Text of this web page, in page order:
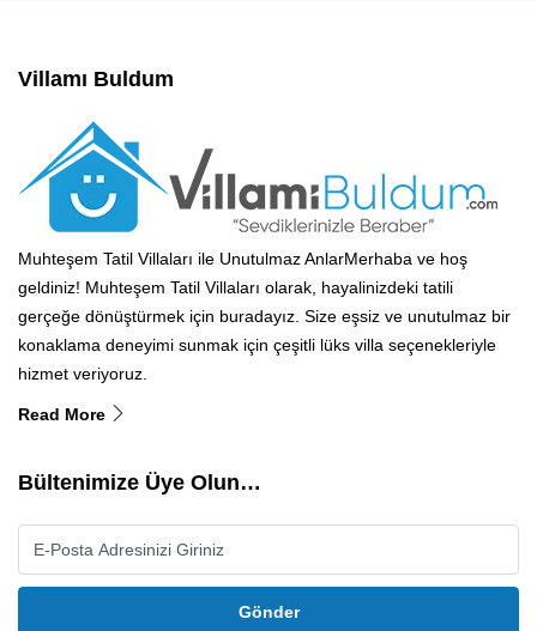
Villamı Buldum
Muhteşem Tatil Villaları ile Unutulmaz AnlarMerhaba ve hoş
geldiniz! Muhteşem Tatil Villaları olarak, hayalinizdeki tatili
gerçeğe dönüştürmek için buradayız. Size eşsiz ve unutulmaz bir
konaklama deneyimi sunmak için çeşitli lüks villa seçenekleriyle
hizmet veriyoruz.
Read More
Bültenimize Üye Olun…
Gönder